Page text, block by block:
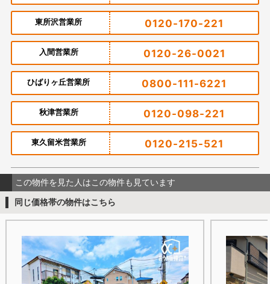
東所沢営業所 0120-170-221
入間営業所 0120-26-0021
ひばりヶ丘営業所 0800-111-6221
秋津営業所 0120-098-221
東久留米営業所 0120-215-521
この物件を見た人はこの物件も見ています
同じ価格帯の物件はこちら